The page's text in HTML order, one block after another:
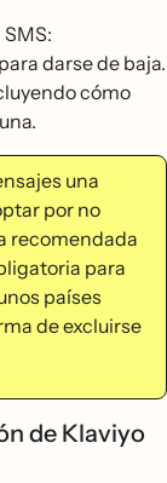
darse de baja.
cómo
una
por no
recomendada
para
países
de excluirse
de Klaviyo